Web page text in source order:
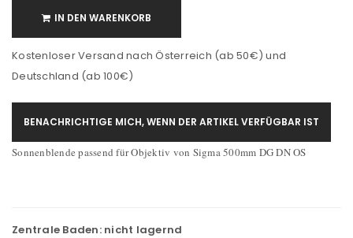
IN DEN WARENKORB
Kostenloser Versand nach Österreich (ab 50€) und
Deutschland (ab 100€)
BENACHRICHTIGE MICH, WENN DER ARTIKEL VERFÜGBAR IST
Sonnenblende passend für Objektiv von Sigma 500mm DG DN OS
Zentrale Baden: nicht lagernd